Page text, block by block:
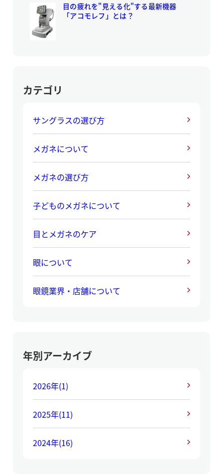
目の疲れを"見える化"する最新機器
「アコモレフ」とは？
カテゴリ
サングラスの選び方
メガネについて
メガネの選び方
子どものメガネについて
目とメガネのケア
眼について
眼鏡業界・店舗について
年別アーカイブ
2026年(1)
2025年(11)
2024年(16)